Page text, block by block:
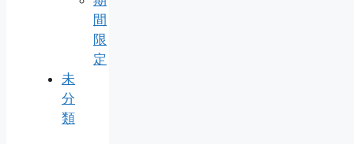
間
限
定
未
分
類